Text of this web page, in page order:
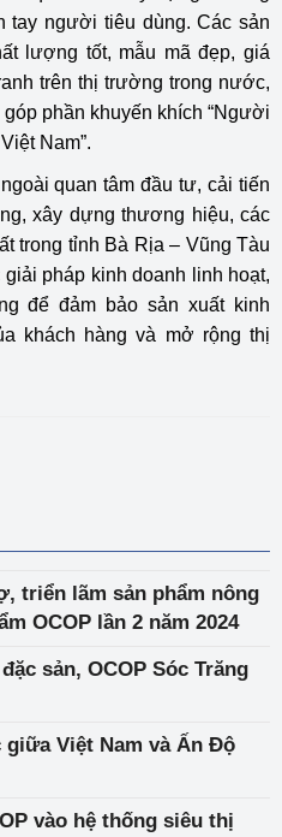
tay người tiêu dùng. Các sản
lượng tốt, mẫu mã đẹp, giá
trên thị trường trong nước,
phần khuyến khích “Người
Nam”.
quan tâm đầu tư, cải tiến
xây dựng thương hiệu, các
trong tỉnh Bà Rịa – Vũng Tàu
pháp kinh doanh linh hoạt,
để đảm bảo sản xuất kinh
khách hàng và mở rộng thị
triển lãm sản phẩm nông
OCOP lần 2 năm 2024
sản, OCOP Sóc Trăng
Việt Nam và Ấn Độ
vào hệ thống siêu thị